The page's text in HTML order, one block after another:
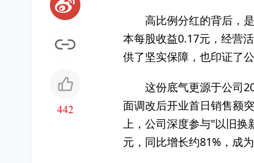
442
高比例分红的背后，
本每股收益0.17元，经营
供了坚实保障，也印证了
这份底气更源于公司
面调改后开业首日销售额
上，公司深度参与"以旧换
元，同比增长约81%，成